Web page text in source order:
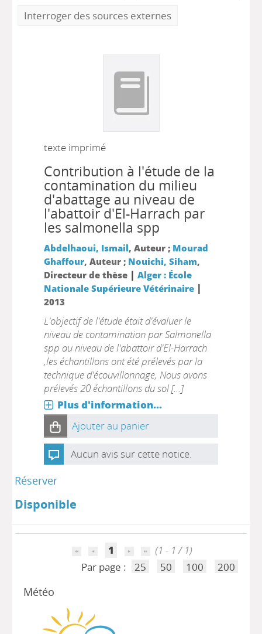
Interroger des sources externes
texte imprimé
Contribution à l'étude de la
contamination du milieu
d'abattage au niveau de
l'abattoir d'El-Harrach par
les salmonella spp
Abdelhaoui, Ismail, Auteur ; Mourad
Ghaffour, Auteur ; Nouichi, Siham,
Directeur de thèse | Alger : École
Nationale Supérieure Vétérinaire|
2013
L'objectif de l'étude était d'évaluer le
niveau de contamination par Salmonella
spp au niveau de l'abattoir d'El-Harrach
,les échantillons ont été prélevés par la
technique d'écouvillonnage, Nous avons
prélevés 20 échantillons du sol [...]
Plus d'information...
Ajouter au panier
Aucun avis sur cette notice.
Réserver
Disponible
1
(1 - 1 / 1)
Par page :
25 50 100 200
Météo